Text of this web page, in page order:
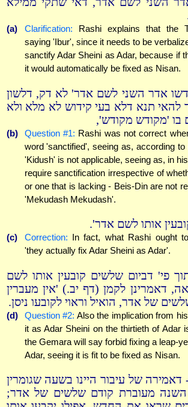
(a) Clarification: Rashi explains that the
saying 'Ibur', since it needs to be
sanctify Adar Sheini as Adar, because if
it would automatically be fixed as Nisan.
אדר השני לשם אדר' לא דק, דלשון
להאי תנא דלא בעי קידוש לא מלא ולא
בו 'מקודש מקודש',
(b) Question #1: Rashi was not correct
word 'sanctified', seeing as, according to
'Kidush' is not applicable, seeing as, in
require sanctification irrespective of
or one that is lacking - Beis-Din are not
'Mekudash Mekudash'.
אותו לשם אדר'.
(c) Correction: In fact, what Rashi ought
'they actually fix Adar Sheini as Adar'.
פי' דביום שלשים קובעין אותו לשם
דאמרינן לקמן (דף יב.) 'אין מעברין
של אדר, הואיל וראוי לקובעו ניסן.
(d) Question #2: Also the implication from
it as Adar Sheini on the thirtieth of Adar
the Gemara will say forbid fixing a leap-
Adar, seeing it is fit to be fixed as Nisan.
של עיבור היינו בשעה שגומרין
מעוברת קודם שלשים של אדר;